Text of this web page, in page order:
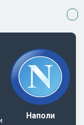
Наполи